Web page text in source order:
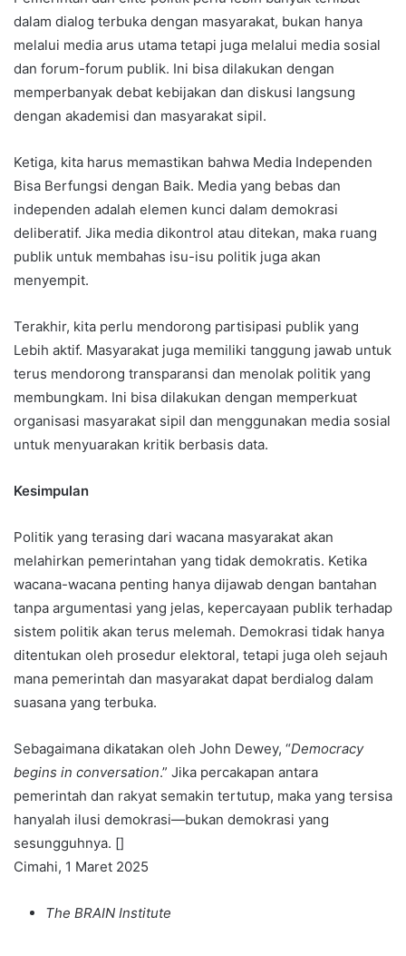
dalam dialog terbuka dengan masyarakat, bukan hanya
melalui media arus utama tetapi juga melalui media sosial
dan forum-forum publik. Ini bisa dilakukan dengan
memperbanyak debat kebijakan dan diskusi langsung
dengan akademisi dan masyarakat sipil.
Ketiga, kita harus memastikan bahwa Media Independen
Bisa Berfungsi dengan Baik. Media yang bebas dan
independen adalah elemen kunci dalam demokrasi
deliberatif. Jika media dikontrol atau ditekan, maka ruang
publik untuk membahas isu-isu politik juga akan
menyempit.
Terakhir, kita perlu mendorong partisipasi publik yang
Lebih aktif. Masyarakat juga memiliki tanggung jawab untuk
terus mendorong transparansi dan menolak politik yang
membungkam. Ini bisa dilakukan dengan memperkuat
organisasi masyarakat sipil dan menggunakan media sosial
untuk menyuarakan kritik berbasis data.
Kesimpulan
Politik yang terasing dari wacana masyarakat akan
melahirkan pemerintahan yang tidak demokratis. Ketika
wacana-wacana penting hanya dijawab dengan bantahan
tanpa argumentasi yang jelas, kepercayaan publik terhadap
sistem politik akan terus melemah. Demokrasi tidak hanya
ditentukan oleh prosedur elektoral, tetapi juga oleh sejauh
mana pemerintah dan masyarakat dapat berdialog dalam
suasana yang terbuka.
Sebagaimana dikatakan oleh John Dewey, “Democracy
begins in conversation.” Jika percakapan antara
pemerintah dan rakyat semakin tertutup, maka yang tersisa
hanyalah ilusi demokrasi—bukan demokrasi yang
sesungguhnya. []
Cimahi, 1 Maret 2025
The BRAIN Institute